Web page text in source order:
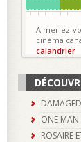
Aimeriez-
cinéma
calandrier
ONE
ROSAIRE